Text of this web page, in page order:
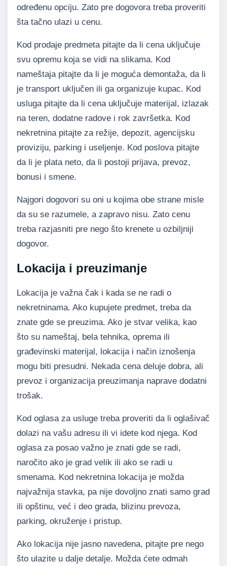
određenu opciju. Zato pre dogovora treba proveriti
šta tačno ulazi u cenu.
Kod prodaje predmeta pitajte da li cena uključuje
svu opremu koja se vidi na slikama. Kod
nameštaja pitajte da li je moguća demontaža, da li
je transport uključen ili ga organizuje kupac. Kod
usluga pitajte da li cena uključuje materijal, izlazak
na teren, dodatne radove i rok završetka. Kod
nekretnina pitajte za režije, depozit, agencijsku
proviziju, parking i useljenje. Kod poslova pitajte
da li je plata neto, da li postoji prijava, prevoz,
bonusi i smene.
Najgori dogovori su oni u kojima obe strane misle
da su se razumele, a zapravo nisu. Zato cenu
treba razjasniti pre nego što krenete u ozbiljniji
dogovor.
Lokacija i preuzimanje
Lokacija je važna čak i kada se ne radi o
nekretninama. Ako kupujete predmet, treba da
znate gde se preuzima. Ako je stvar velika, kao
što su nameštaj, bela tehnika, oprema ili
građevinski materijal, lokacija i način iznošenja
mogu biti presudni. Nekada cena deluje dobra, ali
prevoz i organizacija preuzimanja naprave dodatni
trošak.
Kod oglasa za usluge treba proveriti da li oglašivač
dolazi na vašu adresu ili vi idete kod njega. Kod
oglasa za posao važno je znati gde se radi,
naročito ako je grad velik ili ako se radi u
smenama. Kod nekretnina lokacija je možda
najvažnija stavka, pa nije dovoljno znati samo grad
ili opštinu, već i deo grada, blizinu prevoza,
parking, okruženje i pristup.
Ako lokacija nije jasno navedena, pitajte pre nego
što ulazite u dalje detalje. Možda ćete odmah